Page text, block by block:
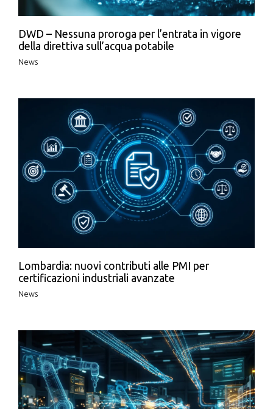
DWD – Nessuna proroga per l’entrata in vigore
della direttiva sull’acqua potabile
News
Lombardia: nuovi contributi alle PMI per
certificazioni industriali avanzate
News